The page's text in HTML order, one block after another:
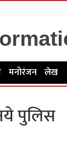
मनोरंजन लेख
पुलिस